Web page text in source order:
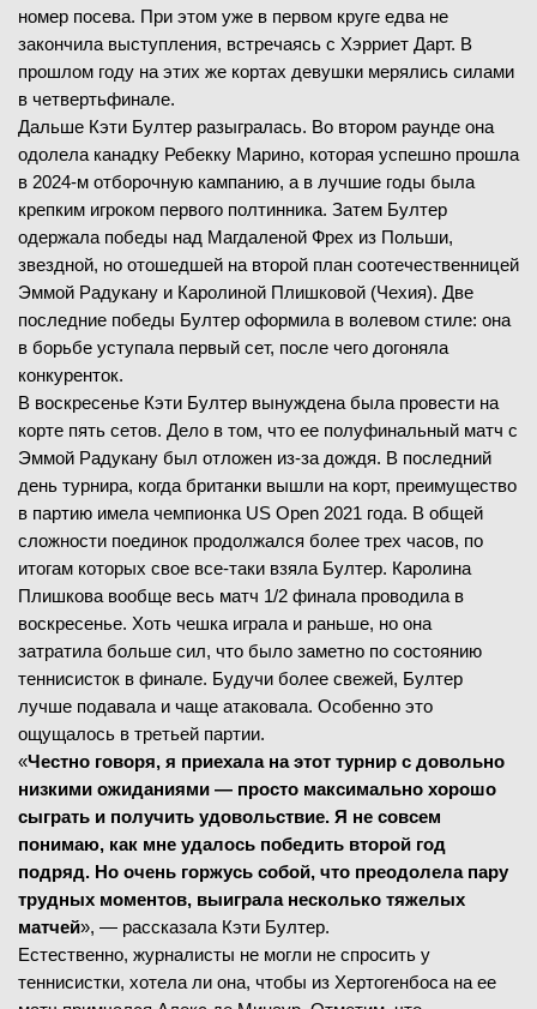
номер посева. При этом уже в первом круге едва не
закончила выступления, встречаясь с Хэрриет Дарт. В
прошлом году на этих же кортах девушки мерялись силами
в четвертьфинале.
Дальше Кэти Бултер разыгралась. Во втором раунде она
одолела канадку Ребекку Марино, которая успешно прошла
в 2024-м отборочную кампанию, а в лучшие годы была
крепким игроком первого полтинника. Затем Бултер
одержала победы над Магдаленой Фрех из Польши,
звездной, но отошедшей на второй план соотечественницей
Эммой Радукану и Каролиной Плишковой (Чехия). Две
последние победы Бултер оформила в волевом стиле: она
в борьбе уступала первый сет, после чего догоняла
конкуренток.
В воскресенье Кэти Бултер вынуждена была провести на
корте пять сетов. Дело в том, что ее полуфинальный матч с
Эммой Радукану был отложен из-за дождя. В последний
день турнира, когда британки вышли на корт, преимущество
в партию имела чемпионка US Open 2021 года. В общей
сложности поединок продолжался более трех часов, по
итогам которых свое все-таки взяла Бултер. Каролина
Плишкова вообще весь матч 1/2 финала проводила в
воскресенье. Хоть чешка играла и раньше, но она
затратила больше сил, что было заметно по состоянию
теннисисток в финале. Будучи более свежей, Бултер
лучше подавала и чаще атаковала. Особенно это
ощущалось в третьей партии.
«Честно говоря, я приехала на этот турнир с довольно
низкими ожиданиями — просто максимально хорошо
сыграть и получить удовольствие. Я не совсем
понимаю, как мне удалось победить второй год
подряд. Но очень горжусь собой, что преодолела пару
трудных моментов, выиграла несколько тяжелых
матчей», — рассказала Кэти Бултер.
Естественно, журналисты не могли не спросить у
теннисистки, хотела ли она, чтобы из Хертогенбоса на ее